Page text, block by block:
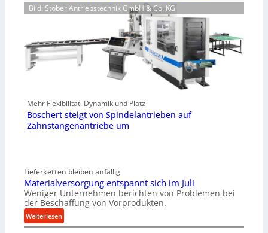
Bild: Stöber Antriebstechnik GmbH & Co. KG
Mehr Flexibilität, Dynamik und Platz
Boschert steigt von Spindelantrieben auf
Zahnstangenantriebe um
Lieferketten bleiben anfällig
Materialversorgung entspannt sich im Juli
Weniger Unternehmen berichten von Problemen bei
der Beschaffung von Vorprodukten.
Weiterlesen:
M